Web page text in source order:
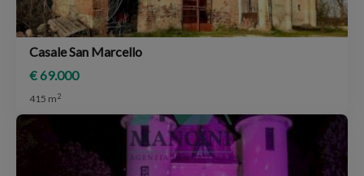
Casale San Marcello
€ 69.000
415 m2